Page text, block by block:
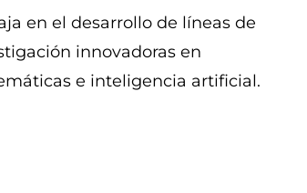
en el desarrollo de líneas de
innovadoras en
e inteligencia artificial.